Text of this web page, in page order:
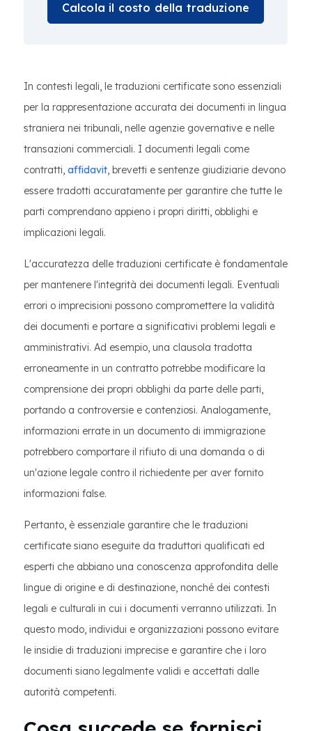
Calcola il costo della traduzione
In contesti legali, le traduzioni certificate sono essenziali
per la rappresentazione accurata dei documenti in lingua
straniera nei tribunali, nelle agenzie governative e nelle
transazioni commerciali. I documenti legali come
contratti, affidavit, brevetti e sentenze giudiziarie devono
essere tradotti accuratamente per garantire che tutte le
parti comprendano appieno i propri diritti, obblighi e
implicazioni legali.
L'accuratezza delle traduzioni certificate è fondamentale
per mantenere l'integrità dei documenti legali. Eventuali
errori o imprecisioni possono compromettere la validità
dei documenti e portare a significativi problemi legali e
amministrativi. Ad esempio, una clausola tradotta
erroneamente in un contratto potrebbe modificare la
comprensione dei propri obblighi da parte delle parti,
portando a controversie e contenziosi. Analogamente,
informazioni errate in un documento di immigrazione
potrebbero comportare il rifiuto di una domanda o di
un'azione legale contro il richiedente per aver fornito
informazioni false.
Pertanto, è essenziale garantire che le traduzioni
certificate siano eseguite da traduttori qualificati ed
esperti che abbiano una conoscenza approfondita delle
lingue di origine e di destinazione, nonché dei contesti
legali e culturali in cui i documenti verranno utilizzati. In
questo modo, individui e organizzazioni possono evitare
le insidie di traduzioni imprecise e garantire che i loro
documenti siano legalmente validi e accettati dalle
autorità competenti.